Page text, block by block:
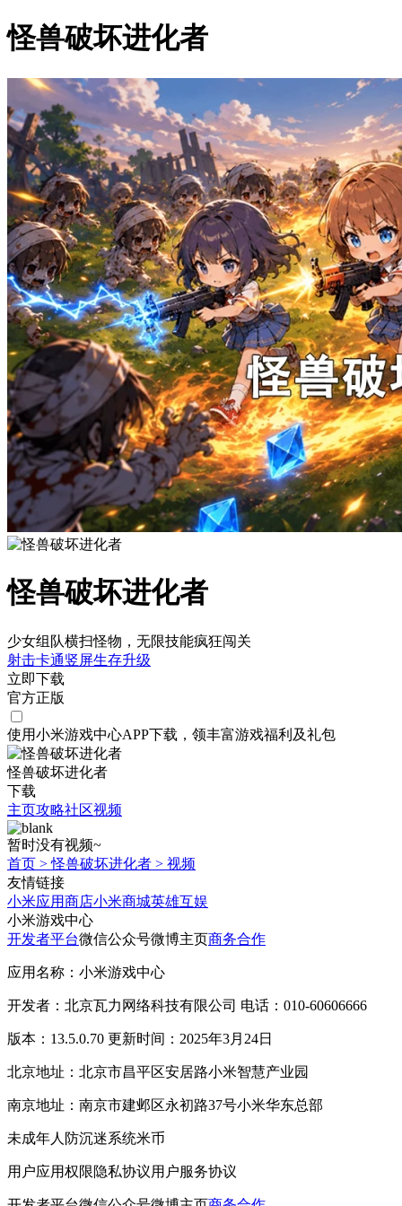
怪兽破坏进化者
怪兽破坏进化者
少女组队横扫怪物，无限技能疯狂闯关
射击卡通竖屏生存升级
立即下载
官方正版
使用小米游戏中心APP下载 ，领丰富游戏福利 及礼包
怪兽破坏进化者
下载
主页攻略社区视频
暂时没有视频~
首页 >怪兽破坏进化者 > 视频
友情链接
小米应用商店小米商城英雄互娱
小米游戏中心
开发者平台微信公众号微博主页商务合作
应用名称：小米游戏中心
开发者：北京瓦力网络科技有限公司 电话：010-60606666
版本：13.5.0.70 更新时间：2025年3月24日
北京地址：北京市昌平区安居路小米智慧产业园
南京地址：南京市建邺区永初路37号小米华东总部
未成年人防沉迷系统米币
用户应用权限隐私协议用户服务协议